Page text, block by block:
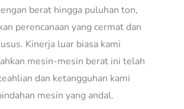
berat hingga puluhan ton,
perencanaan yang cermat dan
Kinerja luar biasa kami
mesin-mesin berat ini telah
dan ketangguhan kami
mesin yang andal.